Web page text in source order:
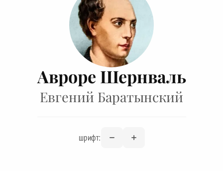
Авроре Шернваль
Евгений Баратынский
шрифт: